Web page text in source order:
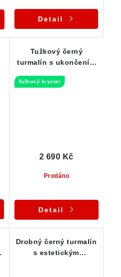
Detail
Tužkový černý
turmalín s ukončením
Tužkový krystal
Prodáno
2 690 Kč
Detail
Drobný černý turmalín
s estetickým